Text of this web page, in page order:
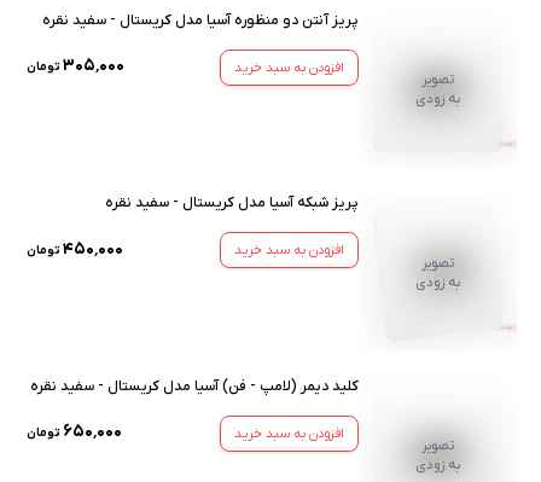
تصویر
به زودی
پریز آنتن دو منظوره آسیا مدل کریستال - سفید نقره
افزودن به سبد خرید ۳۰۵٬۰۰۰ تومان
تصویر
به زودی
پریز شبکه آسیا مدل کریستال - سفید نقره
افزودن به سبد خرید ۴۵۰٬۰۰۰ تومان
تصویر
به زودی
کلید دیمر (لامپ - فن) آسیا مدل کریستال - سفید نقره
افزودن به سبد خرید ۶۵۰٬۰۰۰ تومان